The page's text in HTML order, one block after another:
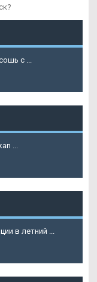
с ...
...
в летний ...